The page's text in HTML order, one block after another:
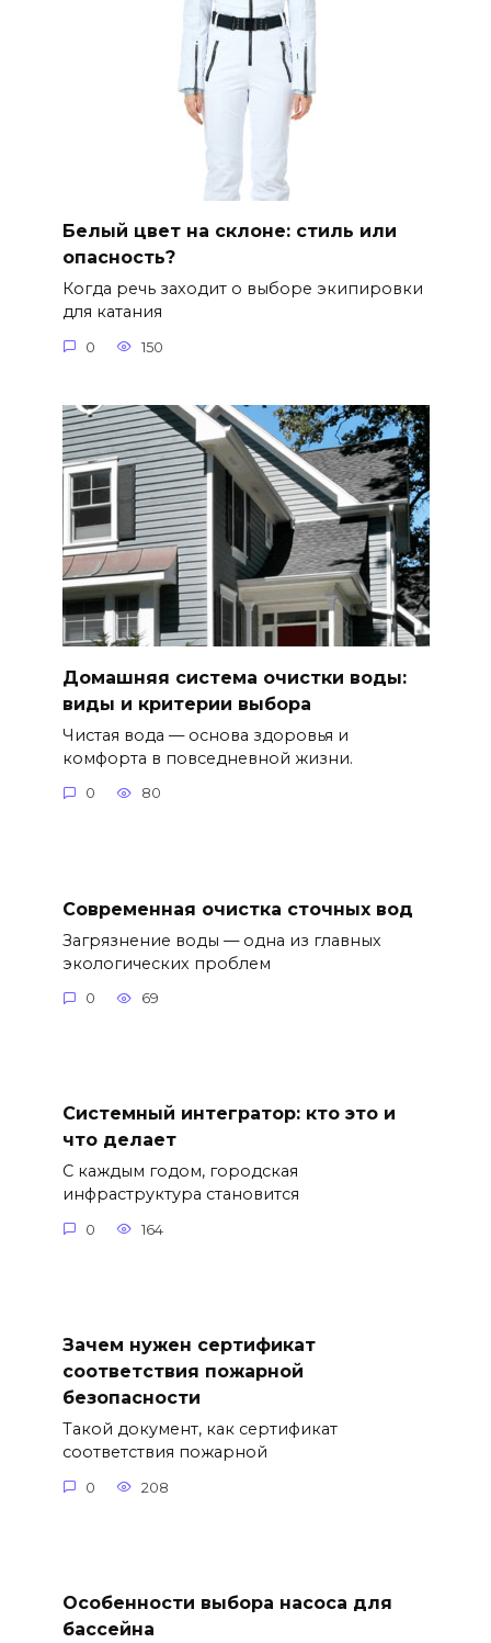
Белый цвет на склоне: стиль или
опасность?
Когда речь заходит о выборе экипировки
для катания
0 150
Домашняя система очистки воды:
виды и критерии выбора
Чистая вода — основа здоровья и
комфорта в повседневной жизни.
0 80
Современная очистка сточных вод
Загрязнение воды — одна из главных
экологических проблем
0 69
Системный интегратор: кто это и
что делает
С каждым годом, городская
инфраструктура становится
0 164
Зачем нужен сертификат
соответствия пожарной
безопасности
Такой документ, как сертификат
соответствия пожарной
0 208
Особенности выбора насоса для
бассейна